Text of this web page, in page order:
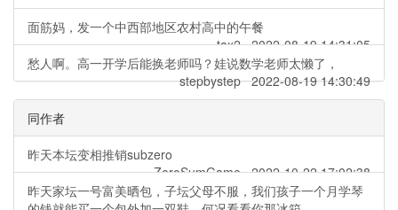
面筋妈，发一个中西部地区农村高中的午餐
tax2 2022-08-19 14:31:05
愁人啊。高一开学后能换老师吗？娃说数学老师太懒了，
stepbystep 2022-08-19 14:30:49
同作者
昨天本坛变相推销subzero
ZeroSumGame 2022-10-22 17:02:38
昨天家坛一号富美晒包，子坛父母不服，我们孩子一个月学琴